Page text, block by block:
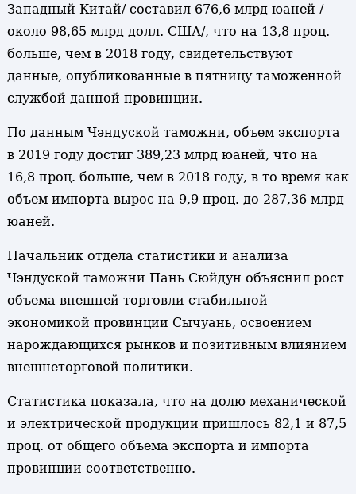
Западный Китай/ составил 676,6 млрд юаней /
около 98,65 млрд долл. США/, что на 13,8 проц.
больше, чем в 2018 году, свидетельствуют
данные, опубликованные в пятницу таможенной
службой данной провинции.
По данным Чэндуской таможни, объем экспорта
в 2019 году достиг 389,23 млрд юаней, что на
16,8 проц. больше, чем в 2018 году, в то время как
объем импорта вырос на 9,9 проц. до 287,36 млрд
юаней.
Начальник отдела статистики и анализа
Чэндуской таможни Пань Сюйдун объяснил рост
объема внешней торговли стабильной
экономикой провинции Сычуань, освоением
нарождающихся рынков и позитивным влиянием
внешнеторговой политики.
Статистика показала, что на долю механической
и электрической продукции пришлось 82,1 и 87,5
проц. от общего объема экспорта и импорта
провинции соответственно.